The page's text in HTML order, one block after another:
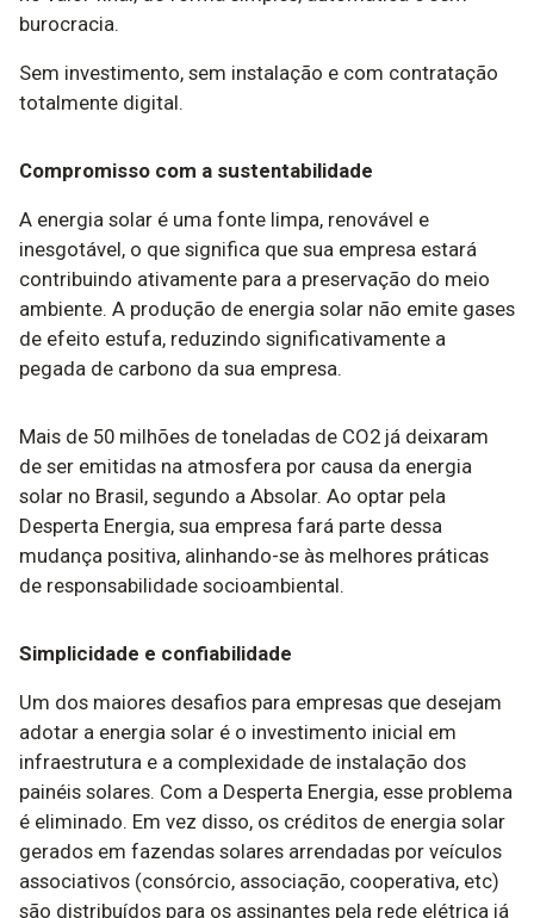
burocracia.
Sem investimento, sem instalação e com contratação
totalmente digital.
Compromisso com a sustentabilidade
A energia solar é uma fonte limpa, renovável e
inesgotável, o que significa que sua empresa estará
contribuindo ativamente para a preservação do meio
ambiente. A produção de energia solar não emite gases
de efeito estufa, reduzindo significativamente a
pegada de carbono da sua empresa.
Mais de 50 milhões de toneladas de CO2 já deixaram
de ser emitidas na atmosfera por causa da energia
solar no Brasil, segundo a Absolar. Ao optar pela
Desperta Energia, sua empresa fará parte dessa
mudança positiva, alinhando-se às melhores práticas
de responsabilidade socioambiental.
Simplicidade e confiabilidade
Um dos maiores desafios para empresas que desejam
adotar a energia solar é o investimento inicial em
infraestrutura e a complexidade de instalação dos
painéis solares. Com a Desperta Energia, esse problema
é eliminado. Em vez disso, os créditos de energia solar
gerados em fazendas solares arrendadas por veículos
associativos (consórcio, associação, cooperativa, etc)
são distribuídos para os assinantes pela rede elétrica já